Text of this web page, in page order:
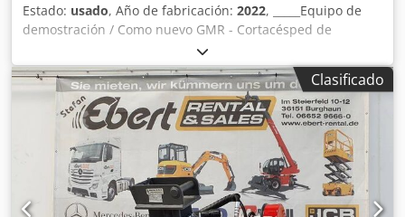
Estado: usado, Año de fabricación: 2022, _____Equipo de
demostración / Como nuevo GMR - Cortacésped de
cuchillas triples GMR TH 2500 Cortacésped de cuchillas,
modelo Triplex TH / THM 2500 - 3000. Cortacésped de
cuchillas de 3 secciones, con accionamiento totalmente
hidráulico o mecánico/hidráulico, elevación hidráulica
vertical (para facilitar el mantenimiento y la limpieza), con
ruedas de apoyo grandes, cuchillas fijas, elevación
hidráulica de los cortacéspedes laterales y con parada
automática de los cortacéspedes laterales cuando se
elevan más de 30°. Protección perimetral contra impactos,
Clasificado